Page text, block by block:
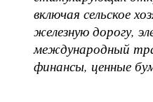
включая сельское
железную дорогу,
международный
финансы, ценные